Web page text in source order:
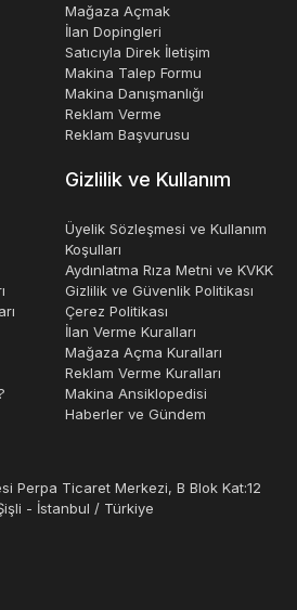
kesim giyotinleri, genellikle daha
olarak karşımıza çıkar. Ancak, bu
dikkatlice değerlendirmek ve
emin olmak önemlidir.
Mağaza Açmak
İlan Dopingleri
Satıcıyla Direk İletişim
Makina Talep Formu
Makina Danışmanlığı
Reklam Verme
Reklam Başvurusu
Gizlilik ve Kullanım
Üyelik Sözleşmesi ve Kullanım
Koşulları
Aydınlatma Rıza Metni ve KVKK
Gizlilik ve Güvenlik Politikası
Çerez Politikası
İlan Verme Kuralları
Mağaza Açma Kuralları
Reklam Verme Kuralları
Makina Ansiklopedisi
Haberler ve Gündem
Perpa Ticaret Merkezi, B Blok Kat:12
- İstanbul / Türkiye